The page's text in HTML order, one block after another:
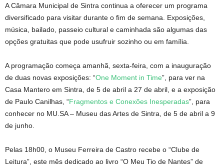
A Câmara Municipal de Sintra continua a oferecer um programa
diversificado para visitar durante o fim de semana. Exposições,
música, bailado, passeio cultural e caminhada são algumas das
opções gratuitas que pode usufruir sozinho ou em família.
A programação começa amanhã, sexta-feira, com a inauguração
de duas novas exposições: “One Moment in Time”, para ver na
Casa Mantero em Sintra, de 5 de abril a 27 de abril, e a exposição
de Paulo Canilhas, “Fragmentos e Conexões Inesperadas”, para
conhecer no MU.SA – Museu das Artes de Sintra, de 5 de abril a 9
de junho.
Pelas 18h00, o Museu Ferreira de Castro recebe o “Clube de
Leitura”, este mês dedicado ao livro “O Meu Tio de Nantes” de